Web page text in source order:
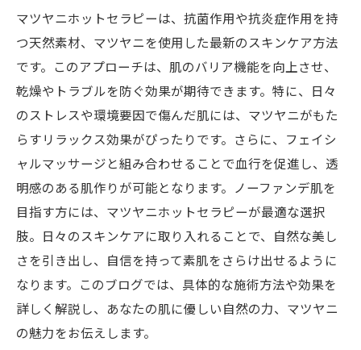
マツヤニホットセラピーは、抗菌作用や抗炎症作用を持
つ天然素材、マツヤニを使用した最新のスキンケア方法
です。このアプローチは、肌のバリア機能を向上させ、
乾燥やトラブルを防ぐ効果が期待できます。特に、日々
のストレスや環境要因で傷んだ肌には、マツヤニがもた
らすリラックス効果がぴったりです。さらに、フェイシ
ャルマッサージと組み合わせることで血行を促進し、透
明感のある肌作りが可能となります。ノーファンデ肌を
目指す方には、マツヤニホットセラピーが最適な選択
肢。日々のスキンケアに取り入れることで、自然な美し
さを引き出し、自信を持って素肌をさらけ出せるように
なります。このブログでは、具体的な施術方法や効果を
詳しく解説し、あなたの肌に優しい自然の力、マツヤニ
の魅力をお伝えします。